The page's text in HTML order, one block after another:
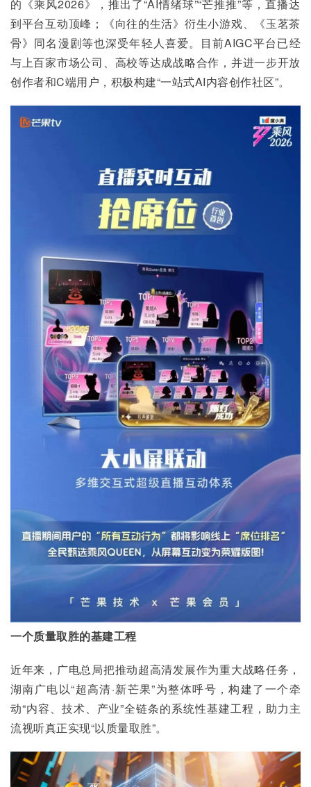
的《乘风2026》，推出了“AI情绪球”“芒推推”等，直播达
到平台互动顶峰；《向往的生活》衍生小游戏、《玉茗茶
骨》同名漫剧等也深受年轻人喜爱。目前AIGC平台已经
与上百家市场公司、高校等达成战略合作，并进一步开放
创作者和C端用户，积极构建“一站式AI内容创作社区”。
一个质量取胜的基建工程
近年来，广电总局把推动超高清发展作为重大战略任务，
湖南广电以“超高清·新芒果”为整体呼号，构建了一个牵
动“内容、技术、产业”全链条的系统性基建工程，助力主
流视听真正实现“以质量取胜”。